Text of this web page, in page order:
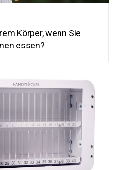
Körper, wenn Sie
essen?